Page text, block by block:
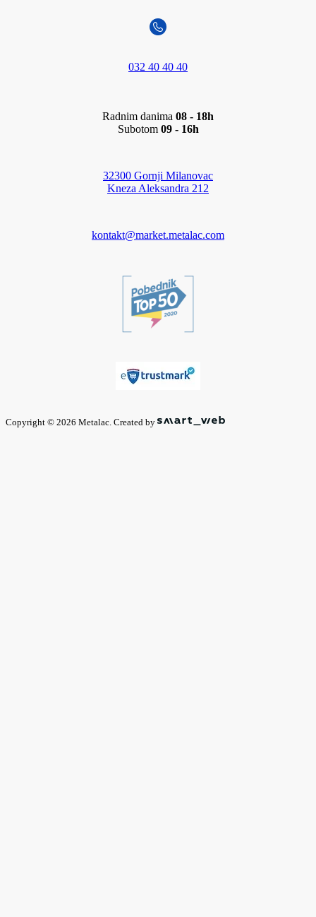
032 40 40 40
Radnim danima 08 - 18h
Subotom 09 - 16h
32300 Gornji Milanovac
Kneza Aleksandra 212
kontakt@market.metalac.com
Copyright © 2026 Metalac. Created by